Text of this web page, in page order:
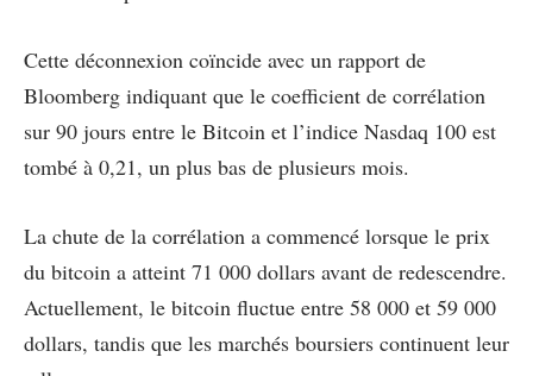
Cette déconnexion coïncide avec un rapport de
Bloomberg indiquant que le coefficient de corrélation
sur 90 jours entre le Bitcoin et l’indice Nasdaq 100 est
tombé à 0,21, un plus bas de plusieurs mois.
La chute de la corrélation a commencé lorsque le prix
du bitcoin a atteint 71 000 dollars avant de redescendre.
Actuellement, le bitcoin fluctue entre 58 000 et 59 000
dollars, tandis que les marchés boursiers continuent leur